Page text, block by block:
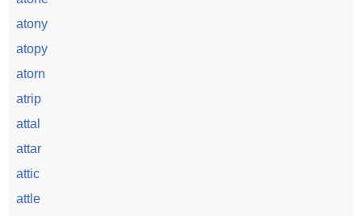
atony
atopy
atorn
atrip
attal
attar
attic
attle